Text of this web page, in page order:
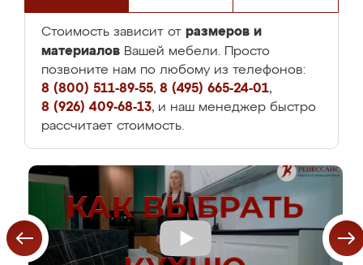
Стоимость зависит от размеров и
материалов Вашей мебели. Просто
позвоните нам по любому из телефонов:
8 (800) 511-89-55, 8 (495) 665-24-01,
8 (926) 409-68-13, и наш менеджер быстро
рассчитает стоимость.